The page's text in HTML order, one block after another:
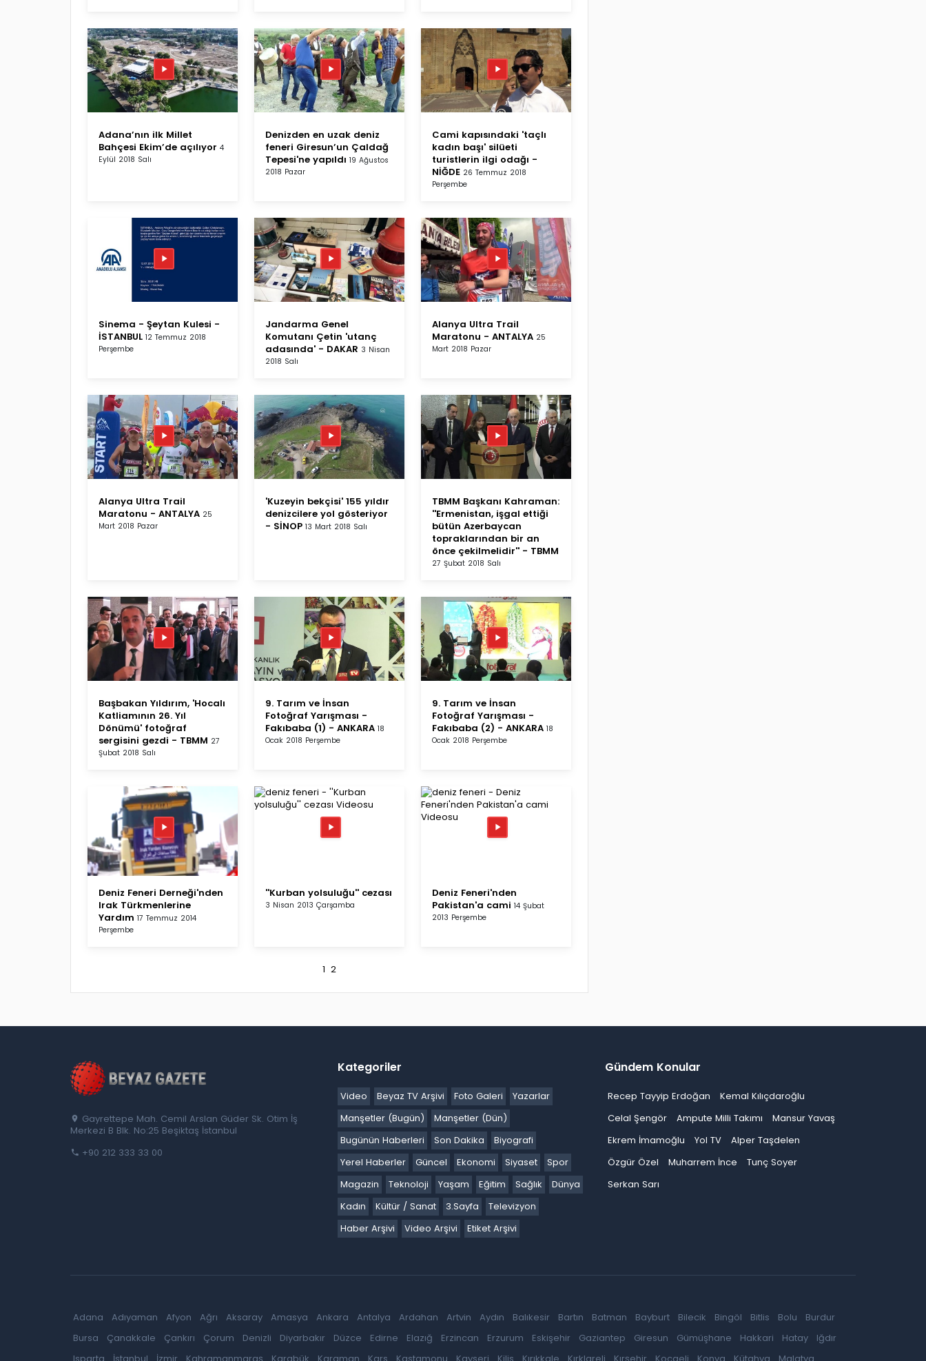
Adana’nın ilk Millet
Bahçesi Ekim’de açılıyor 4
Eylül 2018 Salı
Denizden en uzak deniz
feneri Giresun’un Çaldağ
Tepesi'ne yapıldı 19 Ağustos
2018 Pazar
Cami kapısındaki 'taçlı
kadın başı' silüeti
turistlerin ilgi odağı -
NİĞDE 26 Temmuz 2018
Perşembe
Sinema - Şeytan Kulesi -
İSTANBUL 12 Temmuz 2018
Perşembe
Jandarma Genel
Komutanı Çetin 'utanç
adasında' - DAKAR 3 Nisan
2018 Salı
Alanya Ultra Trail
Maratonu - ANTALYA 25
Mart 2018 Pazar
Alanya Ultra Trail
Maratonu - ANTALYA 25
Mart 2018 Pazar
'Kuzeyin bekçisi' 155 yıldır
denizcilere yol gösteriyor
- SİNOP 13 Mart 2018 Salı
TBMM Başkanı Kahraman:
''Ermenistan, işgal ettiği
bütün Azerbaycan
topraklarından bir an
önce çekilmelidir'' - TBMM
27 Şubat 2018 Salı
Başbakan Yıldırım, 'Hocalı
Katliamının 26. Yıl
Dönümü' fotoğraf
sergisini gezdi - TBMM 27
Şubat 2018 Salı
9. Tarım ve İnsan
Fotoğraf Yarışması -
Fakıbaba (1) - ANKARA 18
Ocak 2018 Perşembe
9. Tarım ve İnsan
Fotoğraf Yarışması -
Fakıbaba (2) - ANKARA 18
Ocak 2018 Perşembe
Deniz Feneri Derneği'nden
Irak Türkmenlerine
Yardım 17 Temmuz 2014
Perşembe
''Kurban yolsuluğu'' cezası
3 Nisan 2013 Çarşamba
Deniz Feneri'nden
Pakistan'a cami 14 Şubat
2013 Perşembe
1 2
Gayrettepe Mah. Cemil Arslan Güder Sk. Otim İş
Merkezi B Blk. No:25 Beşiktaş İstanbul
+90 212 333 33 00
Kategoriler
Video Beyaz TV Arşivi Foto Galeri
Yazarlar
Manşetler (Bugün)
Manşetler (Dün)
Bugünün Haberleri
Son Dakika
Biyografi
Yerel Haberler
Güncel Ekonomi Siyaset
Spor
Magazin
Teknoloji Yaşam Eğitim Sağlık
Dünya
Kadın
Kültür / Sanat 3.Sayfa
Televizyon
Haber Arşivi
Video Arşivi Etiket Arşivi
Gündem Konular
Recep Tayyip Erdoğan
Kemal Kılıçdaroğlu
Celal Şengör
Ampute Milli Takımı
Mansur Yavaş
Ekrem İmamoğlu
Yol TV
Alper Taşdelen
Özgür Özel
Muharrem İnce
Tunç Soyer
Serkan Sarı
Adana Adıyaman Afyon Ağrı Aksaray Amasya Ankara Antalya Ardahan Artvin Aydın Balıkesir Bartın Batman Bayburt Bilecik Bingöl Bitlis Bolu
Burdur
Bursa
Çanakkale Çankırı Çorum Denizli Diyarbakır Düzce Edirne Elazığ Erzincan Erzurum Eskişehir Gaziantep Giresun Gümüşhane Hakkari Hatay
Iğdır